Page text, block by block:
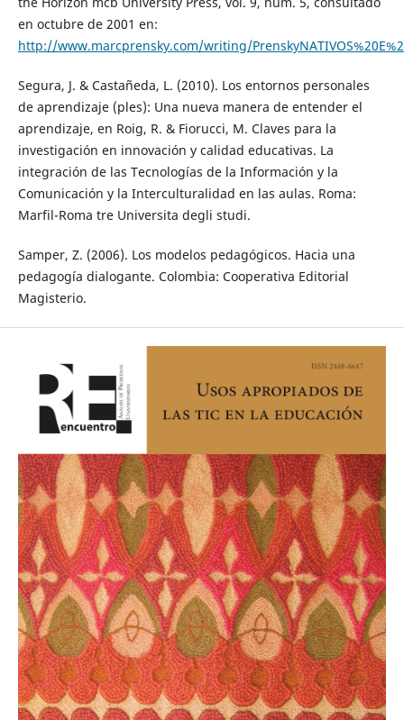
en octubre de 2001 en:
http://www.marcprensky.com/writing/
Segura, J. & Castañeda, L. (2010). Los entornos personales
de aprendizaje (ples): Una nueva manera de entender el
aprendizaje, en Roig, R. & Fiorucci, M. Claves para la
investigación en innovación y calidad educativas. La
integración de las Tecnologías de la Información y la
Comunicación y la Interculturalidad en las aulas. Roma:
Marfil-Roma tre Universita degli studi.
Samper, Z. (2006). Los modelos pedagógicos. Hacia una
pedagogía dialogante. Colombia: Cooperativa Editorial
Magisterio.